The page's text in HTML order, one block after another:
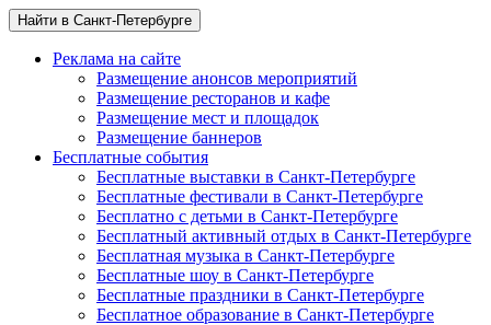
Найти в Санкт-Петербурге
Реклама на сайте
Размещение анонсов мероприятий
Размещение ресторанов и кафе
Размещение мест и площадок
Размещение баннеров
Бесплатные события
Бесплатные выставки в Санкт-Петербурге
Бесплатные фестивали в Санкт-Петербурге
Бесплатно с детьми в Санкт-Петербурге
Бесплатный активный отдых в Санкт-Петербурге
Бесплатная музыка в Санкт-Петербурге
Бесплатные шоу в Санкт-Петербурге
Бесплатные праздники в Санкт-Петербурге
Бесплатное образование в Санкт-Петербурге